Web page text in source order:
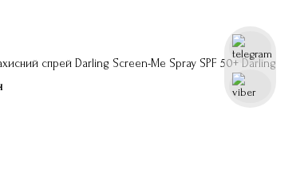
спрей Darling Screen-Me Spray SPF 50+ Darling